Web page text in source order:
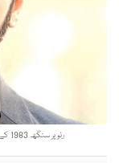
رنویر سنگھ 1983 کے ورلڈ کپ پر بنائی جانے والی فلم کا حصہ ہوں گے— فوٹو : فائل